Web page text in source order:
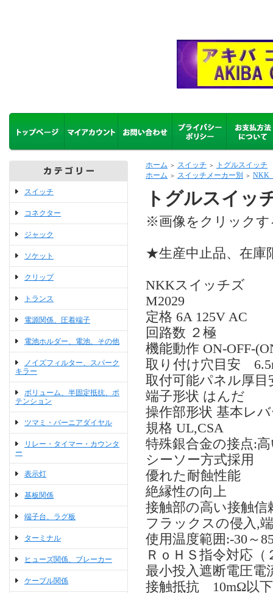
スイッチ
コネクター
ジャック
ソケット
クリップ
トランス
電源関係、圧着端子
電池ホルダー、電池、その他
ノイズフィルター、スパーク
キラー
ボリューム、半固定抵抗、ポ
テンション
ツマミ・バーニアダイヤル
リレー・タイマー・カウンタ
ー
表示灯
基板関係
端子台、ラグ板
ターミナル
ヒューズ関係、ブレーカー
ケーブル関係
ホーム ＞ スイッチ ＞
トグルスイッチ
ホーム ＞ スイッチメーカー別 ＞ NKK
トグルスイッ
※画像をクリック
★生産中止品、在庫
NKKスイッチズ
M2029
定格 6A 125V AC
回路数 ２極
機能動作 ON-OFF-
取り付け穴目安
取付可能パネル厚
端子形状 はんだ
操作部形状 基本レ
規格 UL,CSA
特殊銀合金の接点:
シーソー方式採用
優れた耐蝕性能
絶縁性の向上
接触部の高い接触信
フラックスの侵入,
使用温度範囲:-30～
ＲｏＨＳ指令対応
最小投入遮断電圧
接触抵抗 10mΩ以下